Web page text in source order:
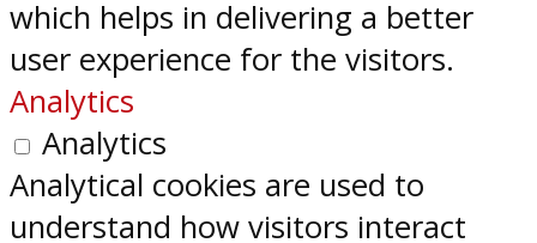
which helps in delivering a better
user experience for the visitors.
Analytics
Analytics
Analytical cookies are used to
understand how visitors interact